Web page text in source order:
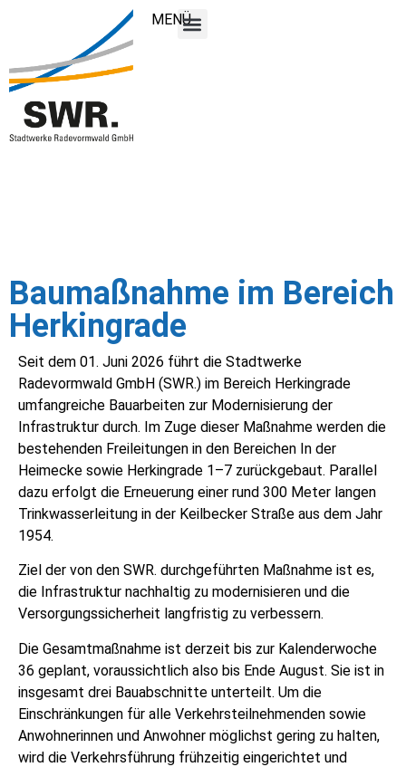
MENÜ
Baumaßnahme im Bereich
Herkingrade
Seit dem 01. Juni 2026 führt die Stadtwerke
Radevormwald GmbH (SWR.) im Bereich Herkingrade
umfangreiche Bauarbeiten zur Modernisierung der
Infrastruktur durch. Im Zuge dieser Maßnahme werden die
bestehenden Freileitungen in den Bereichen In der
Heimecke sowie Herkingrade 1–7 zurückgebaut. Parallel
dazu erfolgt die Erneuerung einer rund 300 Meter langen
Trinkwasserleitung in der Keilbecker Straße aus dem Jahr
1954.
Ziel der von den SWR. durchgeführten Maßnahme ist es,
die Infrastruktur nachhaltig zu modernisieren und die
Versorgungssicherheit langfristig zu verbessern.
Die Gesamtmaßnahme ist derzeit bis zur Kalenderwoche
36 geplant, voraussichtlich also bis Ende August. Sie ist in
insgesamt drei Bauabschnitte unterteilt. Um die
Einschränkungen für alle Verkehrsteilnehmenden sowie
Anwohnerinnen und Anwohner möglichst gering zu halten,
wird die Verkehrsführung frühzeitig eingerichtet und